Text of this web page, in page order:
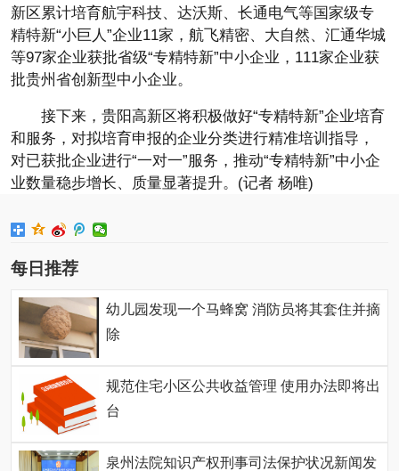
新区累计培育航宇科技、达沃斯、长通电气等国家级专
精特新“小巨人”企业11家，航飞精密、大自然、汇通华城
等97家企业获批省级“专精特新”中小企业，111家企业获
批贵州省创新型中小企业。
接下来，贵阳高新区将积极做好“专精特新”企业培育
和服务，对拟培育申报的企业分类进行精准培训指导，
对已获批企业进行“一对一”服务，推动“专精特新”中小企
业数量稳步增长、质量显著提升。(记者 杨唯)
每日推荐
幼儿园发现一个马蜂窝 消防员将其套住并摘
除
规范住宅小区公共收益管理 使用办法即将出
台
泉州法院知识产权刑事司法保护状况新闻发